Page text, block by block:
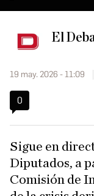
El
19 may. 2026 - 11:09
0
Sigue en directo desde el Congreso de los
Diputados, a
Comisión de